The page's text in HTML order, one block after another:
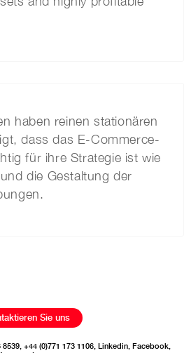
haben reinen stationären
dass das E-Commerce-
für ihre Strategie ist wie
die Gestaltung der
Sie uns
8539, +44 (0)771 173 1106, Linkedin, Facebook,